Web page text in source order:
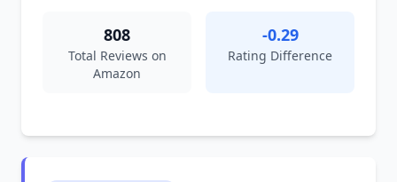
808
Total Reviews on
Amazon
-0.29
Rating Difference